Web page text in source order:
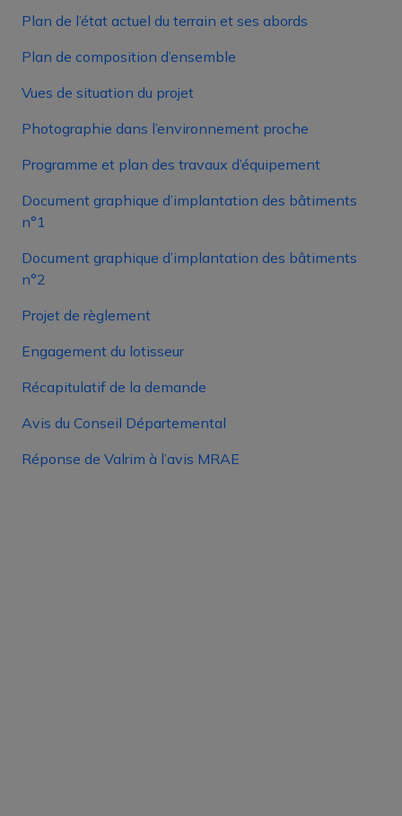
Plan de l’état actuel du terrain et ses abords
Plan de composition d’ensemble
Vues de situation du projet
Photographie dans l’environnement proche
Programme et plan des travaux d’équipement
Document graphique d’implantation des bâtiments
n°1
Document graphique d’implantation des bâtiments
n°2
Projet de règlement
Engagement du lotisseur
Récapitulatif de la demande
Avis du Conseil Départemental
Réponse de Valrim à l’avis MRAE